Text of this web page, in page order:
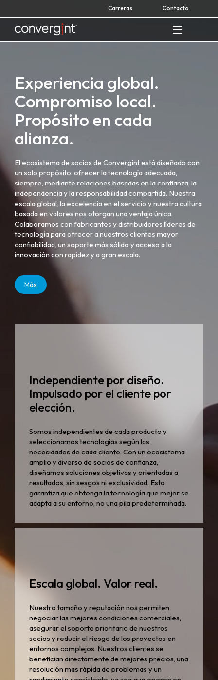
to
content
Carreras Contacto
Home
Experiencia global.
Compromiso local.
Propósito en cada
alianza.
El ecosistema de socios de Convergint está diseñado con
un solo propósito: ofrecer la tecnología adecuada,
siempre, mediante relaciones basadas en la confianza, la
independencia y la responsabilidad compartida. Nuestra
escala global, la excelencia en el servicio y nuestra cultura
basada en valores nos otorgan una ventaja única.
Colaboramos con fabricantes y distribuidores líderes de
tecnología para ofrecer a nuestros clientes mayor
confiabilidad, un soporte más sólido y acceso a la
innovación con rapidez y a gran escala.
Más
Independiente por diseño.
Impulsado por el cliente por
elección.
Somos independientes de cada producto y
seleccionamos tecnologías según las
necesidades de cada cliente. Con un ecosistema
amplio y diverso de socios de confianza,
diseñamos soluciones objetivas y orientadas a
resultados, sin sesgos ni exclusividad. Esto
garantiza que obtenga la tecnología que mejor se
adapta a su entorno, no una pila predeterminada.
Escala global. Valor real.
Nuestro tamaño y reputación nos permiten
negociar las mejores condiciones comerciales,
asegurar el soporte prioritario de nuestros
socios y reducir el riesgo de los proyectos en
entornos complejos. Nuestros clientes se
benefician directamente de mejores precios, una
resolución más rápida de problemas y un